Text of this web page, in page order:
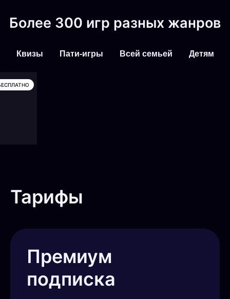
Более 300 игр разных жанров
Квизы Пати-игры Всей семьей Детям
Тарифы
Премиум
подписка